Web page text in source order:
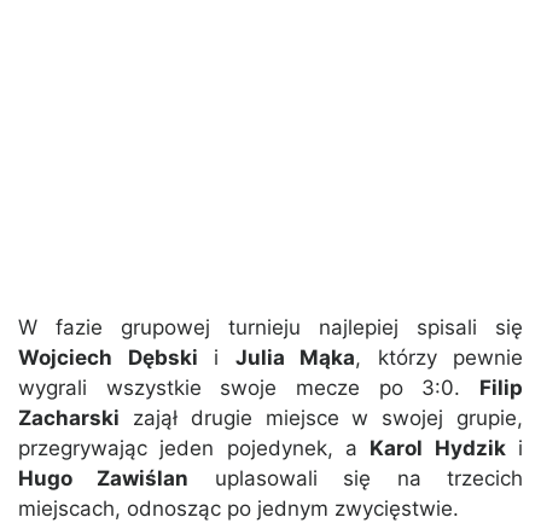
W fazie grupowej turnieju najlepiej spisali się
Wojciech Dębski i Julia Mąka, którzy pewnie
wygrali wszystkie swoje mecze po 3:0. Filip
Zacharski zajął drugie miejsce w swojej grupie,
przegrywając jeden pojedynek, a Karol Hydziki
Hugo Zawiślan uplasowali się na trzecich
miejscach, odnosząc po jednym zwycięstwie.